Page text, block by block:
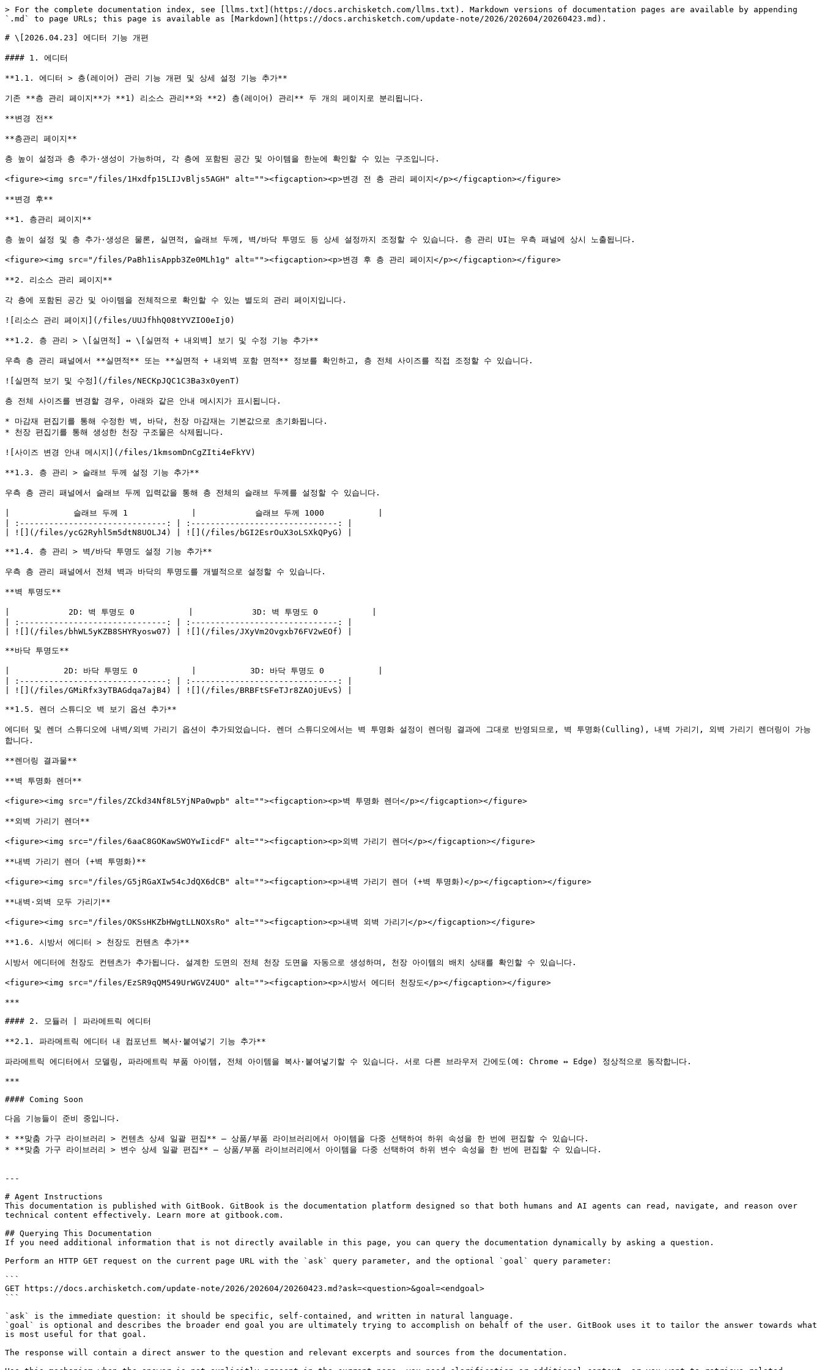
> For the complete documentation index, see [llms.txt](https://docs.archisketch.com/llms.txt). Markdown versions of documentation pages are available by appending
`.md` to page URLs; this page is available as [Markdown](https://docs.archisketch.com/update-note/2026/202604/20260423.md).
# \[2026.04.23] 에디터 기능 개편
#### 1. 에디터
**1.1. 에디터 > 층(레이어) 관리 기능 개편 및 상세 설정 기능 추가**
기존 **층 관리 페이지**가 **1) 리소스 관리**와 **2) 층(레이어) 관리** 두 개의 페이지로 분리됩니다.
**변경 전**
**층관리 페이지**
층 높이 설정과 층 추가·생성이 가능하며, 각 층에 포함된 공간 및 아이템을 한눈에 확인할 수 있는 구조입니다.
<figure><img src="/files/1Hxdfp15LIJvBljs5AGH" alt=""><figcaption><p>변경 전 층 관리 페이지</p></figcaption></figure>
**변경 후**
**1. 층관리 페이지**
층 높이 설정 및 층 추가·생성은 물론, 실면적, 슬래브 두께, 벽/바닥 투명도 등 상세 설정까지 조정할 수 있습니다. 층 관리 UI는 우측 패널에 상시 노출됩니다.
<figure><img src="/files/PaBh1isAppb3Ze0MLh1g" alt=""><figcaption><p>변경 후 층 관리 페이지</p></figcaption></figure>
**2. 리소스 관리 페이지**
각 층에 포함된 공간 및 아이템을 전체적으로 확인할 수 있는 별도의 관리 페이지입니다.
![리소스 관리 페이지](/files/UUJfhhQ08tYVZIO0eIj0)
**1.2. 층 관리 > \[실면적] ↔ \[실면적 + 내외벽] 보기 및 수정 기능 추가**
우측 층 관리 패널에서 **실면적** 또는 **실면적 + 내외벽 포함 면적** 정보를 확인하고, 층 전체 사이즈를 직접 조정할 수 있습니다.
![실면적 보기 및 수정](/files/NECKpJQC1C3Ba3x0yenT)
층 전체 사이즈를 변경할 경우, 아래와 같은 안내 메시지가 표시됩니다.
* 마감재 편집기를 통해 수정한 벽, 바닥, 천장 마감재는 기본값으로 초기화됩니다.
* 천장 편집기를 통해 생성한 천장 구조물은 삭제됩니다.
![사이즈 변경 안내 메시지](/files/1kmsomDnCgZIti4eFkYV)
**1.3. 층 관리 > 슬래브 두께 설정 기능 추가**
우측 층 관리 패널에서 슬래브 두께 입력값을 통해 층 전체의 슬래브 두께를 설정할 수 있습니다.
|             슬래브 두께 1             |            슬래브 두께 1000           |
| :------------------------------: | :------------------------------: |
| ![](/files/ycG2Ryhl5m5dtN8UOLJ4) | ![](/files/bGI2EsrOuX3oLSXkQPyG) |
**1.4. 층 관리 > 벽/바닥 투명도 설정 기능 추가**
우측 층 관리 패널에서 전체 벽과 바닥의 투명도를 개별적으로 설정할 수 있습니다.
**벽 투명도**
|            2D: 벽 투명도 0           |            3D: 벽 투명도 0           |
| :------------------------------: | :------------------------------: |
| ![](/files/bhWL5yKZB8SHYRyosw07) | ![](/files/JXyVm2Ovgxb76FV2wEOf) |
**바닥 투명도**
|           2D: 바닥 투명도 0           |           3D: 바닥 투명도 0           |
| :------------------------------: | :------------------------------: |
| ![](/files/GMiRfx3yTBAGdqa7ajB4) | ![](/files/BRBFtSFeTJr8ZAOjUEvS) |
**1.5. 렌더 스튜디오 벽 보기 옵션 추가**
에디터 및 렌더 스튜디오에 내벽/외벽 가리기 옵션이 추가되었습니다. 렌더 스튜디오에서는 벽 투명화 설정이 렌더링 결과에 그대로 반영되므로, 벽 투명화(Culling), 내벽 가리기, 외벽 가리기 렌더링이 가능
합니다.
**렌더링 결과물**
**벽 투명화 렌더**
<figure><img src="/files/ZCkd34Nf8L5YjNPa0wpb" alt=""><figcaption><p>벽 투명화 렌더</p></figcaption></figure>
**외벽 가리기 렌더**
<figure><img src="/files/6aaC8GOKawSWOYwIicdF" alt=""><figcaption><p>외벽 가리기 렌더</p></figcaption></figure>
**내벽 가리기 렌더 (+벽 투명화)**
<figure><img src="/files/G5jRGaXIw54cJdQX6dCB" alt=""><figcaption><p>내벽 가리기 렌더 (+벽 투명화)</p></figcaption></figure>
**내벽·외벽 모두 가리기**
<figure><img src="/files/OKSsHKZbHWgtLLNOXsRo" alt=""><figcaption><p>내벽 외벽 가리기</p></figcaption></figure>
**1.6. 시방서 에디터 > 천장도 컨텐츠 추가**
시방서 에디터에 천장도 컨텐츠가 추가됩니다. 설계한 도면의 전체 천장 도면을 자동으로 생성하며, 천장 아이템의 배치 상태를 확인할 수 있습니다.
<figure><img src="/files/EzSR9qQM549UrWGVZ4UO" alt=""><figcaption><p>시방서 에디터 천장도</p></figcaption></figure>
***
#### 2. 모듈러 | 파라메트릭 에디터
**2.1. 파라메트릭 에디터 내 컴포넌트 복사·붙여넣기 기능 추가**
파라메트릭 에디터에서 모델링, 파라메트릭 부품 아이템, 전체 아이템을 복사·붙여넣기할 수 있습니다. 서로 다른 브라우저 간에도(예: Chrome ↔ Edge) 정상적으로 동작합니다.
***
#### Coming Soon
다음 기능들이 준비 중입니다.
* **맞춤 가구 라이브러리 > 컨텐츠 상세 일괄 편집** — 상품/부품 라이브러리에서 아이템을 다중 선택하여 하위 속성을 한 번에 편집할 수 있습니다.
* **맞춤 가구 라이브러리 > 변수 상세 일괄 편집** — 상품/부품 라이브러리에서 아이템을 다중 선택하여 하위 변수 속성을 한 번에 편집할 수 있습니다.
---
# Agent Instructions
This documentation is published with GitBook. GitBook is the documentation platform designed so that both humans and AI agents can read, navigate, and reason over
technical content effectively. Learn more at gitbook.com.
## Querying This Documentation
If you need additional information that is not directly available in this page, you can query the documentation dynamically by asking a question.
Perform an HTTP GET request on the current page URL with the `ask` query parameter, and the optional `goal` query parameter:
```
GET https://docs.archisketch.com/update-note/2026/202604/20260423.md?ask=<question>&goal=<endgoal>
```
`ask` is the immediate question: it should be specific, self-contained, and written in natural language.
`goal` is optional and describes the broader end goal you are ultimately trying to accomplish on behalf of the user. GitBook uses it to tailor the answer towards what
is most useful for that goal.
The response will contain a direct answer to the question and relevant excerpts and sources from the documentation.